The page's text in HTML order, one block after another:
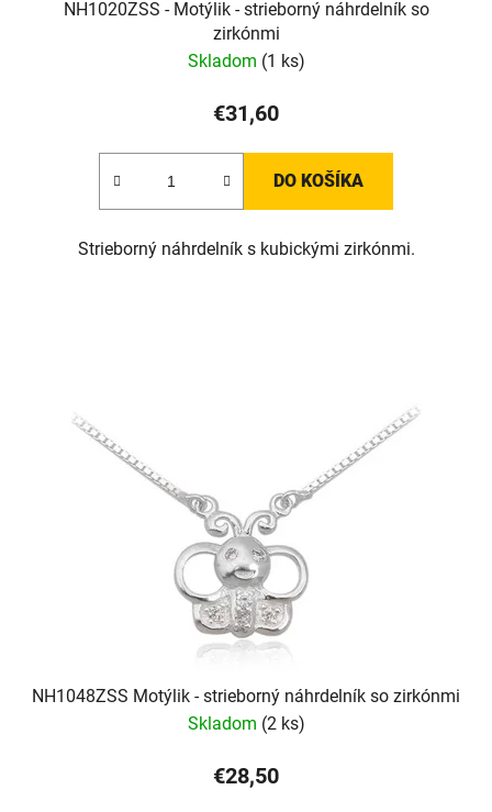
NH1020ZSS - Motýlik - strieborný náhrdelník so
zirkónmi
Skladom (1 ks)
€31,60
DO KOŠÍKA
Strieborný náhrdelník s kubickými zirkónmi.
NH1048ZSS Motýlik - strieborný náhrdelník so zirkónmi
Skladom (2 ks)
€28,50